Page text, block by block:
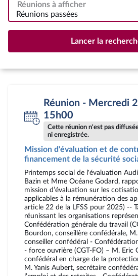
Réunions à afficher
Réunions passées
Lancer la
Réunion - Mercredi
15h00
Cette réunion n'est pas
ni enregistrée.
Mission d'évaluation et de
financement de la sécurité
Printemps social de l'évaluation
Bazin et Mme Océane Godard,
mission d’évaluation sur les
applicables à la rémunération des
article 22 de la LFSS pour 2025) --
réunissant les organisations
Confédération générale du travail
Bourdon, conseillère confédérale,
conseiller confédéral -
- force ouvrière (CGT-FO) – M. Eric
confédéral en charge de la
M. Yanis Aubert, secrétaire